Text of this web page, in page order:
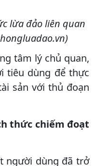
lừa đảo liên quan
tâm lý chủ quan,
tiêu dùng để thực
sản với thủ đoạn
thức chiếm đoạt
người dùng đã trở